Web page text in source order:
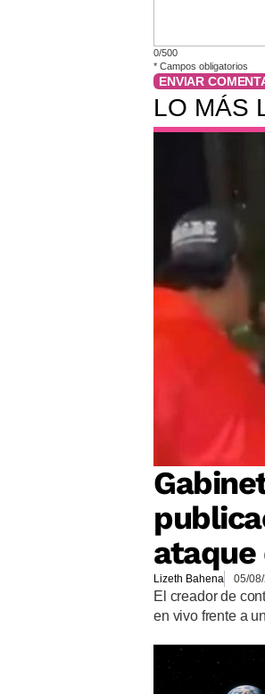
0/500
* Campos obligatorios
ENVIAR
LO MÁS
ataque
Lizeth Bahena 05/
El creador de
en vivo frente a